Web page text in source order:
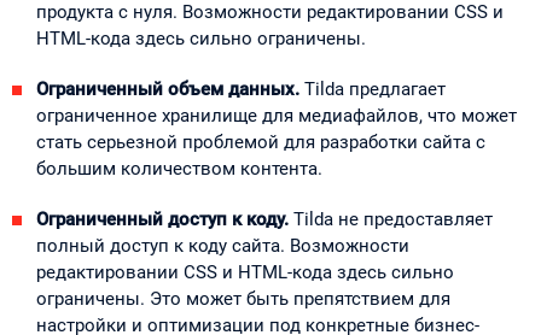
продукта с нуля. Возможности редактировании CSS и
HTML-кода здесь сильно ограничены.
Ограниченный объем данных. Tilda предлагает
ограниченное хранилище для медиафайлов, что может
стать серьезной проблемой для разработки сайта с
большим количеством контента.
Ограниченный доступ к коду. Tilda не предоставляет
полный доступ к коду сайта. Возможности
редактировании CSS и HTML-кода здесь сильно
ограничены. Это может быть препятствием для
настройки и оптимизации под конкретные бизнес-